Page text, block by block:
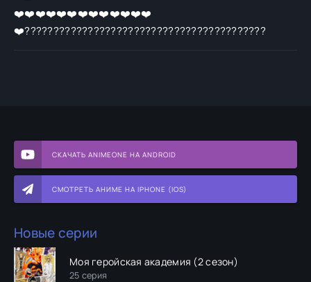
СКАЧАТЬ ANIMEONE НА ANDROID
СМОТРЕТЬ АНИМЕ НА IPHONE (IOS)
Новые серии
Моя геройская академия (2 сезон)
25 серия
❤️❤️❤️❤️❤️❤️❤️❤️❤️❤️❤️❤️❤️
❤️??????????????????????????????????????????